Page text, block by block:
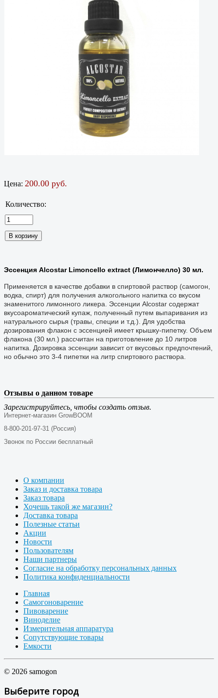
Цена: 200.00 руб.
Количество:
Эссенция Alcostar Limoncello extract (Лимончелло) 30 мл.
Применяется в качестве добавки в спиртовой раствор (самогон,
водка, спирт) для получения алкогольного напитка со вкусом
знаменитого лимонного ликера. Эссенции Alcostar содержат
вкусоароматический купаж, полученный путем выпаривания из
натурального сырья (травы, специи и т.д.). Для удобства
дозирования флакон с эссенцией имеет крышку-пипетку. Объем
флакона (30 мл.) рассчитан на приготовление до 10 литров
напитка. Дозировка эссенции зависит от вкусовых предпочтений,
но обычно это 3-4 пипетки на литр спиртового раствора.
Отзывы о данном товаре
Зарегистрируйтесь, чтобы создать отзыв.
Интернет-магазин GrowBOOM
8-800-201-97-31 (Россия)
Звонок по России бесплатный
О компании
Заказ и доставка товара
Заказ товара
Хочешь такой же магазин?
Доставка товара
Полезные статьи
Акции
Новости
Пользователям
Наши партнеры
Согласие на обработку персональных данных
Политика конфиденциальности
Главная
Самогоноварение
Пивоварение
Виноделие
Измерительная аппаратура
Сопутствующие товары
Емкости
© 2026 samogon
Выберите город